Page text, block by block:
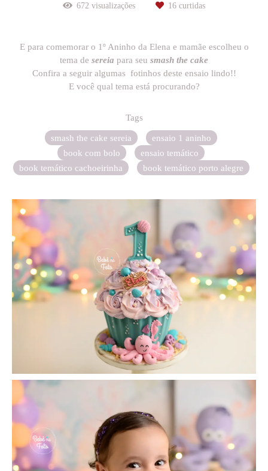
672 visualizações 16 curtidas
E para comemorar o 1º Aninho da Elena e mamãe escolheu o
tema de sereia para seu smash the cake
Confira a seguir algumas fotinhos deste ensaio lindo!!
E você qual tema está procurando?
Tags
smash the cake sereia
ensaio 1 aninho
book com bolo
ensaio temático
book temático cachoeirinha
book temático porto alegre